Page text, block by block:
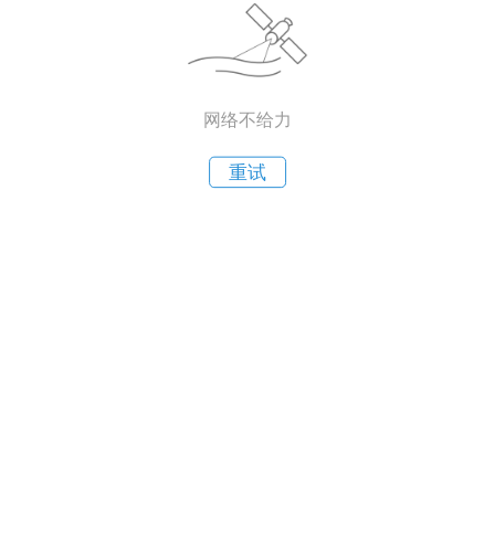
网络不给力
重试